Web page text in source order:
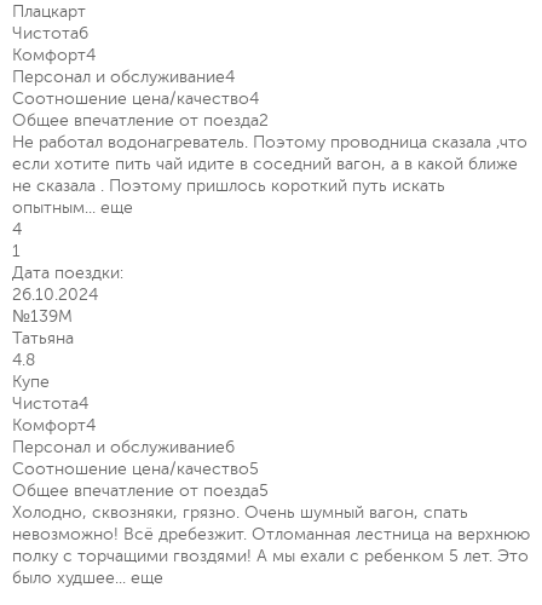
Плацкарт
Чистота6
Комфорт4
Персонал и обслуживание4
Соотношение цена/качество4
Общее впечатление от поезда2
Не работал водонагреватель. Поэтому проводница сказала ,что
если хотите пить чай идите в соседний вагон, а в какой ближе
не сказала . Поэтому пришлось короткий путь искать
опытным... еще
4
1
Дата поездки:
26.10.2024
№139М
Татьяна
4.8
Купе
Чистота4
Комфорт4
Персонал и обслуживание6
Соотношение цена/качество5
Общее впечатление от поезда5
Холодно, сквозняки, грязно. Очень шумный вагон, спать
невозможно! Всё дребезжит. Отломанная лестница на верхнюю
полку с торчащими гвоздями! А мы ехали с ребенком 5 лет. Это
было худшее... еще